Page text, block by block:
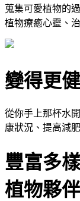
蒐集可愛植物的
植物療癒心靈、
變得更
從你手上那杯水
康狀況、提高減
豐富多
植物夥伴